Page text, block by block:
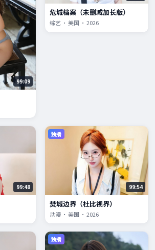
99:09
危城档案（未删减加长版）
综艺 · 美国 · 2026
99:48
独播
99:54
焚城边界（杜比视界）
动漫 · 美国 · 2026
独播